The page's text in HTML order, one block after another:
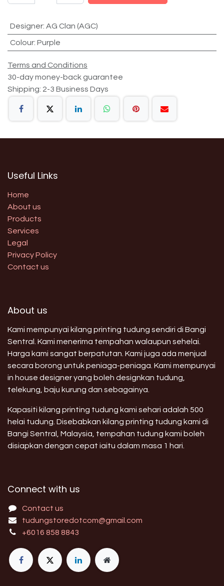
Designer: AG Clan (AGC)
Colour: Purple
Terms and Conditions
30-day money-back guarantee
Shipping: 2-3 Business Days
Useful Links
Home
About us
Products
Services
Legal
Privacy Policy
Contact us
About us
Kami mempunyai kilang printing tudung sendiri di Bangi
Sentral. Kami menerima tempahan walaupun sehelai.
Harga kami sangat berpatutan. Kami juga ada menjual
secara borong untuk peniaga-peniaga. Kami mempunyai
in house designer yang boleh designkan tudung,
telekung, baju kurung dan sebagainya.
Kapasiti kilang printing tudung kami sehari adalah 500
helai tudung. Disebabkan kilang printing tudung kami di
Bangi Sentral, Malaysia, tempahan tudung kami boleh
disiapkan dengan cepat iaitu dalam masa 1 hari.
Connect with us
Contact us
tudungstoredotcom@gmail.com
+6016 858 8843